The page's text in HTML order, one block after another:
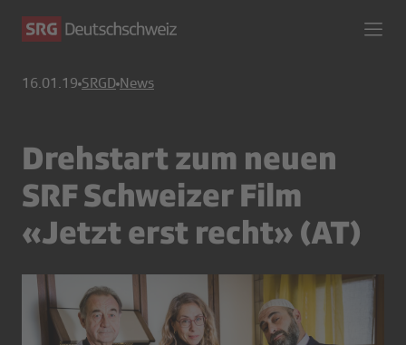
16.01.19 SRGD News
Drehstart zum neuen
SRF Schweizer Film
«Jetzt erst recht» (AT)